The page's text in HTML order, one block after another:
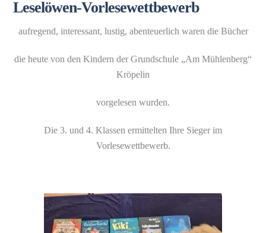
Leselöwen-Vorlesewettbewerb
aufregend, interessant, lustig, abenteuerlich waren die Bücher
die heute von den Kindern der Grundschule „Am Mühlenberg“
Kröpelin
vorgelesen wurden.
Die 3. und 4. Klassen ermittelten Ihre Sieger im
Vorlesewettbewerb.